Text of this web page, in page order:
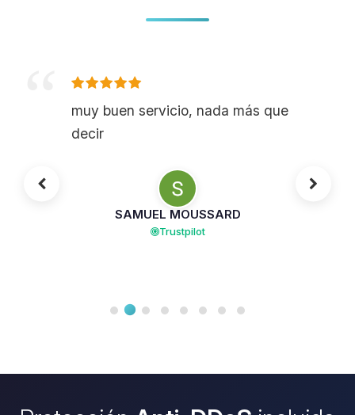
muy buen servicio, nada más que
decir
SAMUEL MOUSSARD
Trustpilot